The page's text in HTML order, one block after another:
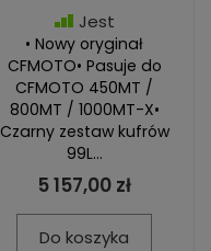
Jest
• Nowy oryginał
CFMOTO• Pasuje do
CFMOTO 450MT /
800MT / 1000MT-X•
Czarny zestaw kufrów
99L...
5 157,00 zł
Do koszyka